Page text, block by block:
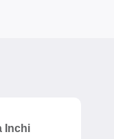
Inchi